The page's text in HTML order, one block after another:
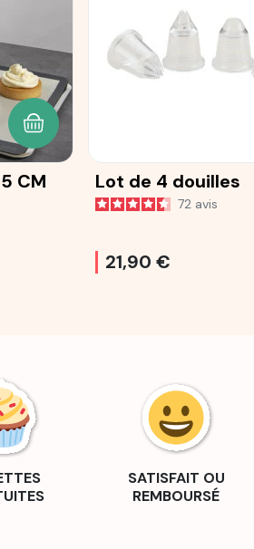
CM
AJOUTER AU PANIER
Lot de 4 douilles
72 avis
21,90 €
SATISFAIT OU
REMBOURSÉ